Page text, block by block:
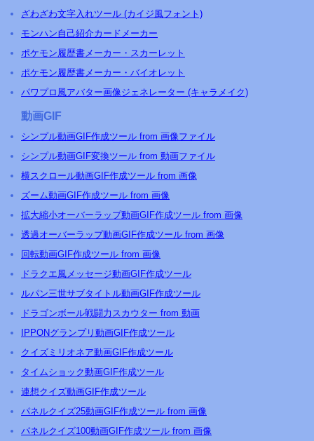
ざわざわ文字入れツール (カイジ風フォント)
モンハン自己紹介カードメーカー
ポケモン履歴書メーカー・スカーレット
ポケモン履歴書メーカー・バイオレット
パワプロ風アバター画像ジェネレーター (キャラメイク)
動画GIF
シンプル動画GIF作成ツール from 画像ファイル
シンプル動画GIF変換ツール from 動画ファイル
横スクロール動画GIF作成ツール from 画像
ズーム動画GIF作成ツール from 画像
拡大縮小オーバーラップ動画GIF作成ツール from 画像
透過オーバーラップ動画GIF作成ツール from 画像
回転動画GIF作成ツール from 画像
ドラクエ風メッセージ動画GIF作成ツール
ルパン三世サブタイトル動画GIF作成ツール
ドラゴンボール戦闘力スカウター from 動画
IPPONグランプリ動画GIF作成ツール
クイズミリオネア動画GIF作成ツール
タイムショック動画GIF作成ツール
連想クイズ動画GIF作成ツール
パネルクイズ25動画GIF作成ツール from 画像
パネルクイズ100動画GIF作成ツール from 画像